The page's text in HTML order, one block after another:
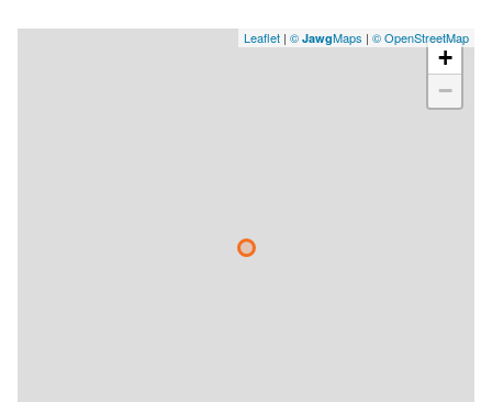
+
−
Leaflet | © JawgMaps | © OpenStreetMap